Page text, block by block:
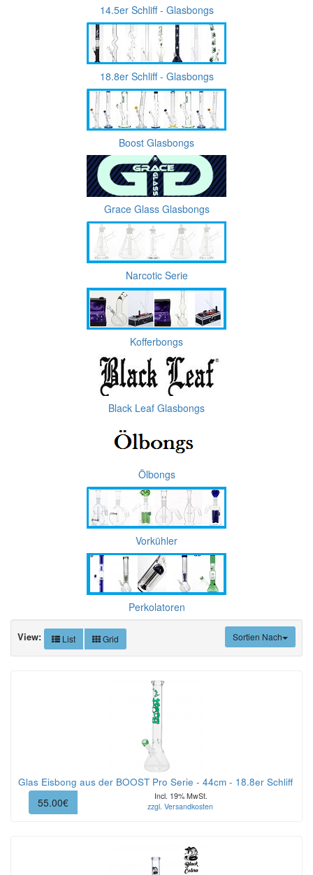
14.5er Schliff - Glasbongs
18.8er Schliff - Glasbongs
Boost Glasbongs
Grace Glass Glasbongs
Narcotic Serie
Kofferbongs
Black Leaf Glasbongs
Ölbongs
Vorkühler
Perkolatoren
Sortien Nach
View: List Grid
Glas Eisbong aus der BOOST Pro Serie - 44cm - 18.8er Schliff
55.00€
Incl. 19% MwSt.
zzgl. Versandkosten